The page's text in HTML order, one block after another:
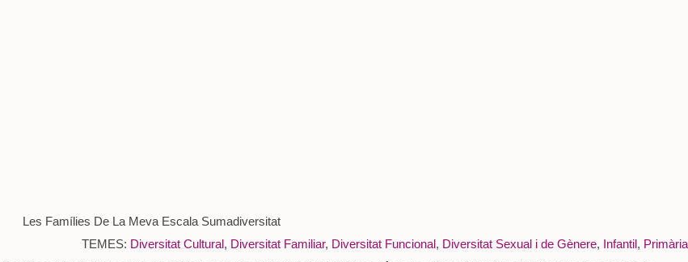
TEMES: Diversitat Cultural, Diversitat Familiar, Diversitat Funcional, Diversitat Sexual i de Gènere, Infantil, Primària